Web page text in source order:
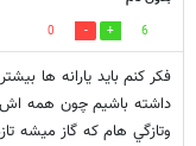
6
0
فكر كنم بايد يارانه ها
داشته باشيم چون همه اش
وتازگي هام كه گاز ميشه